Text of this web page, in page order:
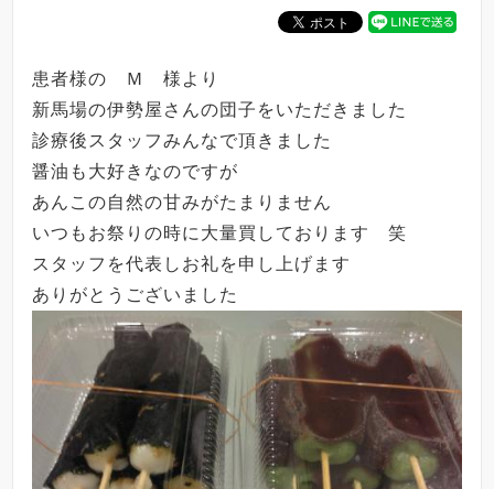
患者様の Ｍ 様より
新馬場の伊勢屋さんの団子をいただきました
診療後スタッフみんなで頂きました
醤油も大好きなのですが
あんこの自然の甘みがたまりません
いつもお祭りの時に大量買しております 笑
スタッフを代表しお礼を申し上げます
ありがとうございました